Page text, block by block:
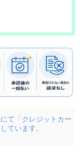
て「クレジットカー
ています。